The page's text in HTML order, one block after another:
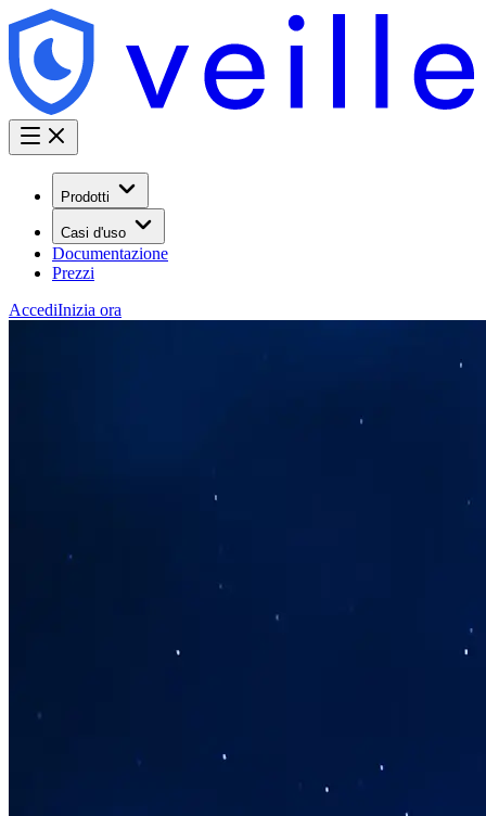
Prodotti
Casi d'uso
Documentazione
Prezzi
AccediInizia ora